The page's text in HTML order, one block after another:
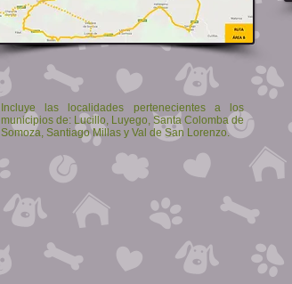
Incluye las localidades pertenecientes a los
municipios de: Lucillo, Luyego, Santa Colomba de
Somoza, Santiago Millas y Val de San Lorenzo.